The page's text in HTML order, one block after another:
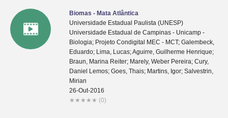
Biomas - Mata Atlântica
Universidade Estadual Paulista (UNESP)
Universidade Estadual de Campinas - Unicamp -
Biologia; Projeto Condigital MEC - MCT; Galembeck,
Eduardo; Lima, Lucas; Aguirre, Guilherme Henrique;
Braun, Marina Reiter; Marely, Weber Pereira; Cury,
Daniel Lemos; Goes, Thais; Martins, Igor; Salvestrin,
Mirian
26-Out-2016
★ ★ ★ ★ ★ (0)